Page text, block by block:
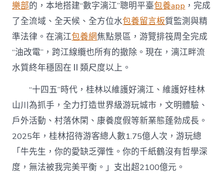
樂部的，本地搭建“數字漓江”聰明平臺包養app ，完成
了全流域、全天候、全方位水包養留言板質監測與精
準法律。在漓江包養網焦點景區，游覽排筏周全完成
“油改電”，跨江線纜也所有的撤除。現在，漓江畔流
水質終年穩固在Ⅱ類尺度以上。
“十四五”時代，桂林以維護好漓江、維護好桂林
山川為抓手，全力打造世界級游玩城市，文明體驗、
戶外活動、村落休閑、康養度假等新業態蓬勃成長。
2025年，桂林招待游客總人數1.75億人次，游玩總
「牛先生，你的愛缺乏彈性。你的千紙鶴沒有哲學深
度，無法被我完美平衡。」支出超2100億元。